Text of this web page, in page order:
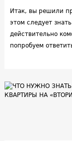
Итак, вы решили
этом следует
действительно
попробуем
также не забудьте
строительства,